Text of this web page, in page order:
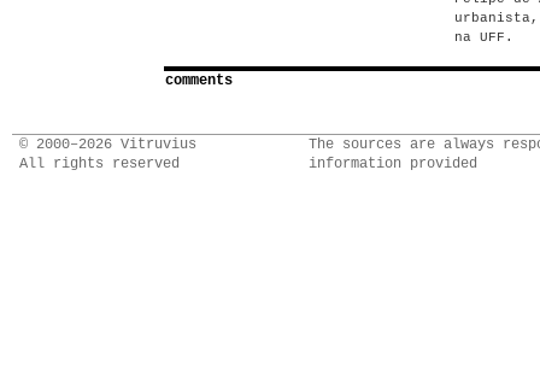
urbanista,
na UFF.
comments
© 2000–2026 Vitruvius
All rights reserved
The sources are always
information provided